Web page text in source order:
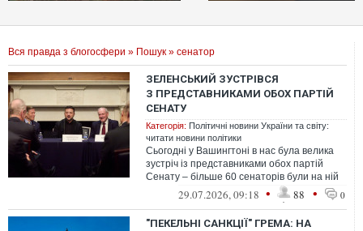
Вся правда з блогосфери » Пошук » сенатор
ЗЕЛЕНСЬКИЙ ЗУСТРІВСЯ
З ПРЕДСТАВНИКАМИ ОБОХ ПАРТІЙ
СЕНАТУ
Категорія: Політичні новини України та світу:
читати новини політики
Сьогодні у Вашингтоні в нас була велика
зустріч із представниками обох партій
Сенату – більше 60 сенаторів були на ній
присутні. Д29.07.2026, 09:18 • 88 • 0
"ПЕКЕЛЬНІ САНКЦІЇ" ГРЕМА: НА